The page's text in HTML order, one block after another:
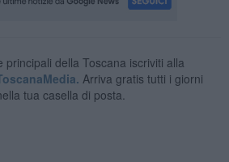
principali della Toscana iscriviti alla
Arriva gratis tutti i giorni
tua casella di posta.